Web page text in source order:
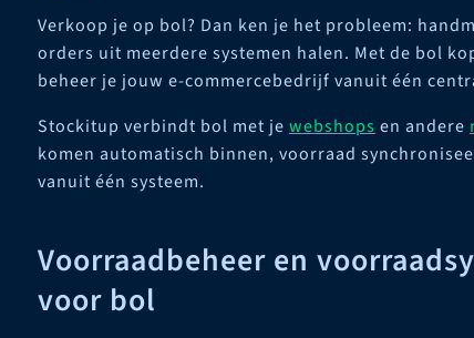
Verkoop je op bol? Dan ken je het probleem:
orders uit meerdere systemen halen. Met de bol
beheer je jouw e-commercebedrijf vanuit één
Stockitup verbindt bol met je webshops en andere
komen automatisch binnen, voorraad
vanuit één systeem.
Voorraadbeheer en
voor bol